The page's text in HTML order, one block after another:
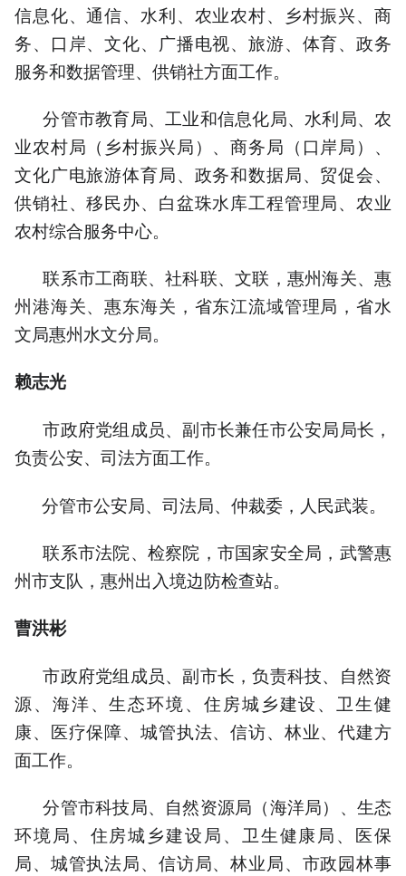
信息化、通信、水利、农业农村、乡村振兴、商
务、口岸、文化、广播电视、旅游、体育、政务
服务和数据管理、供销社方面工作。
分管市教育局、工业和信息化局、水利局、农
业农村局（乡村振兴局）、商务局（口岸局）、
文化广电旅游体育局、政务和数据局、贸促会、
供销社、移民办、白盆珠水库工程管理局、农业
农村综合服务中心。
联系市工商联、社科联、文联，惠州海关、惠
州港海关、惠东海关，省东江流域管理局，省水
文局惠州水文分局。
赖志光
市政府党组成员、副市长兼任市公安局局长，
负责公安、司法方面工作。
分管市公安局、司法局、仲裁委，人民武装。
联系市法院、检察院，市国家安全局，武警惠
州市支队，惠州出入境边防检查站。
曹洪彬
市政府党组成员、副市长，负责科技、自然资
源、海洋、生态环境、住房城乡建设、卫生健
康、医疗保障、城管执法、信访、林业、代建方
面工作。
分管市科技局、自然资源局（海洋局）、生态
环境局、住房城乡建设局、卫生健康局、医保
局、城管执法局、信访局、林业局、市政园林事